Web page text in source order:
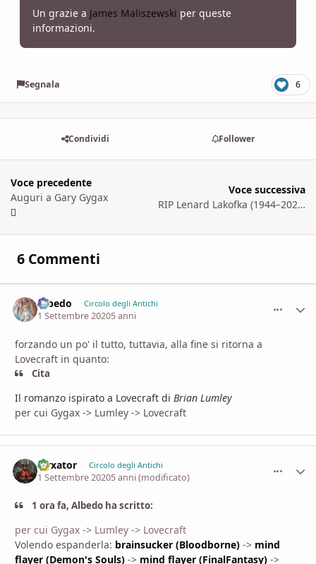
Un grazie a James Maliszewski per queste
informazioni.
Segnala 6
Condividi Follower
Voce precedente
Auguri a Gary Gygax
Voce successiva
RIP Lenard Lakofka (1944–2020)
6 Commenti
Albedo Circolo degli Antichi
1 Settembre 20205 anni
forzando un po' il tutto, tuttavia, alla fine si ritorna a
Lovecraft in quanto:
Cita
Il romanzo ispirato a Lovecraft di Brian Lumley
per cui Gygax -> Lumley -> Lovecraft
Nyxator Circolo degli Antichi
1 Settembre 20205 anni(modificato)
1 ora fa, Albedo ha scritto:
per cui Gygax -> Lumley -> Lovecraft
Volendo espanderla: brainsucker (Bloodborne) -> mind
flayer (Demon's Souls) -> mind flayer (FinalFantasy) ->